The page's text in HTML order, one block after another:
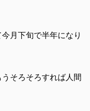
月下旬で半年になり
そろそろすれば人間